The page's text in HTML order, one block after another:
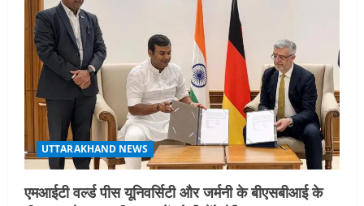
5
UTTARAKHAND NEWS
अल्पसंख्यक समाज के उत्थान के लिए सरकार
पूरी तरह प्रतिबद्ध, योजनाओं का लाभ बिना
किसी भेदभाव के अंतिम व्यक्ति तक पहुंचेगा:
मुख्यमंत्री धामी
August 2, 2026
UTTARAKHAND NEWS
एमआईटी वर्ल्ड पीस यूनिवर्सिटी और जर्मनी के बीएसबीआई के